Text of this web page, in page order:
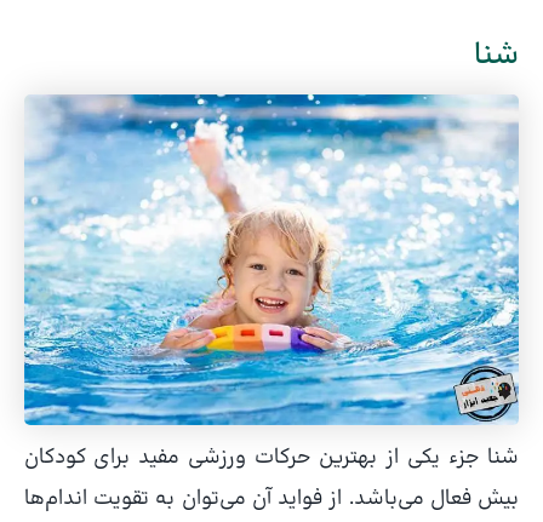
شنا
شنا جزء یکی از بهترین حرکات ورزشی مفید برای کودکان
بیش فعال می‌باشد. از فواید آن می‌توان به تقویت اندام‌ها